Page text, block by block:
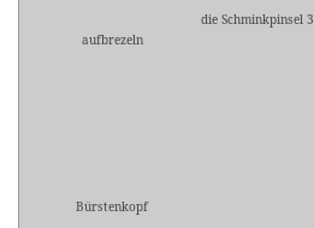
aufbrezeln
die Schminkpinsel 3
Bürstenkopf